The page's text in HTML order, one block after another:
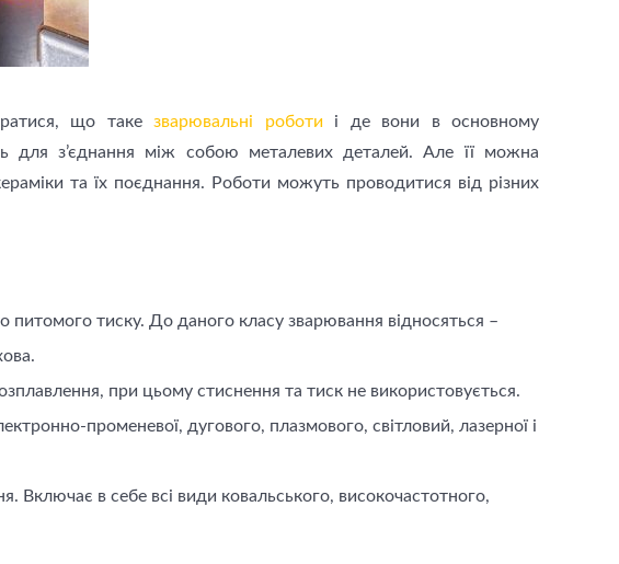
що такезварювальні роботи і де вони в основному
для з’єднання між собою металевих деталей. Але її можна
та їх поєднання. Роботи можуть проводитися від різних
питомого тиску. До даного класу зварювання відносяться –
при цьому стиснення та тиск не використовується.
променевої, дугового, плазмового, світловий, лазерної і
Включає в себе всі види ковальського, високочастотного,